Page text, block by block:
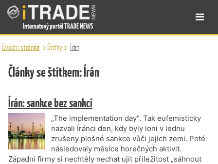
Internetový portál TRADE NEWS
Úvodní stránka »Štítky» Írán
Články se štítkem: Írán
Írán: sankce bez sankcí
„The implementation day“. Tak eufemisticky
nazvali Íránci den, kdy byly loni v lednu
zrušeny plošné sankce vůči jejich zemi. Poté
následovaly měsíce horečných aktivit.
Západní firmy si nechtěly nechat ujít příležitost „sáhnout